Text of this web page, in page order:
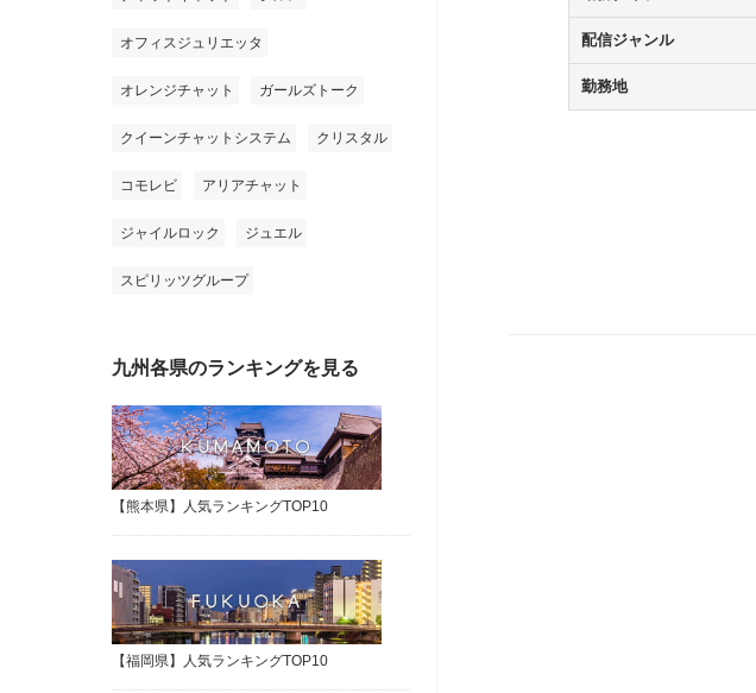
オフィスジュリエッタ
オレンジチャット ガールズトーク
クイーンチャットシステム クリスタル
コモレビ アリアチャット
ジャイルロック ジュエル
スピリッツグループ
九州各県のランキングを見る
【熊本県】人気ランキングTOP10
【福岡県】人気ランキングTOP10
配信ジャンル
勤務地